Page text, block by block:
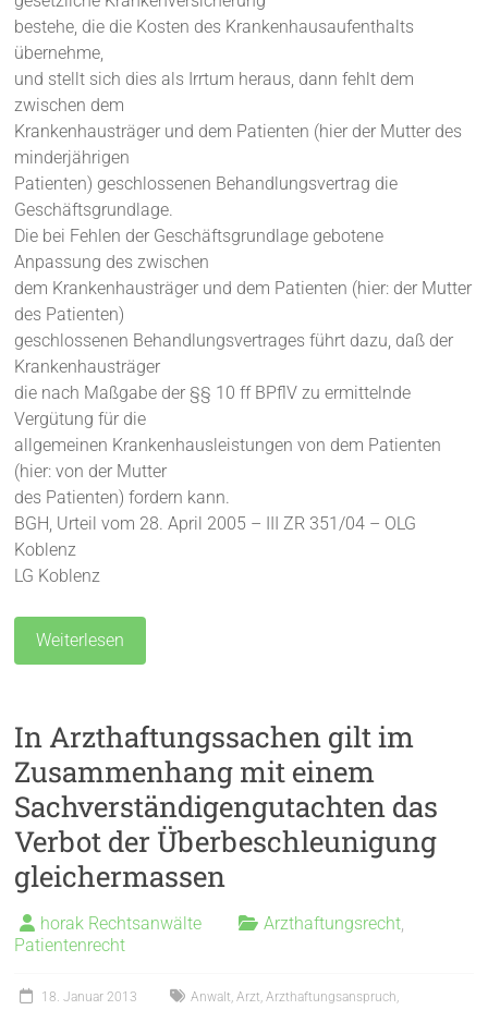
bestehe, die die Kosten des Krankenhausaufenthalts
übernehme,
und stellt sich dies als Irrtum heraus, dann fehlt dem
zwischen dem
Krankenhausträger und dem Patienten (hier der Mutter des
minderjährigen
Patienten) geschlossenen Behandlungsvertrag die
Geschäftsgrundlage.
Die bei Fehlen der Geschäftsgrundlage gebotene
Anpassung des zwischen
dem Krankenhausträger und dem Patienten (hier: der Mutter
des Patienten)
geschlossenen Behandlungsvertrages führt dazu, daß der
Krankenhausträger
die nach Maßgabe der §§ 10 ff BPflV zu ermittelnde
Vergütung für die
allgemeinen Krankenhausleistungen von dem Patienten
(hier: von der Mutter
des Patienten) fordern kann.
BGH, Urteil vom 28. April 2005 – III ZR 351/04 – OLG
Koblenz
LG Koblenz
Weiterlesen
In Arzthaftungssachen gilt im
Zusammenhang mit einem
Sachverständigengutachten das
Verbot der Überbeschleunigung
gleichermassen
horak Rechtsanwälte Arzthaftungsrecht
Patientenrecht
18. Januar 2013 Anwalt ,Arzt ,Arzthaftungsanspruch